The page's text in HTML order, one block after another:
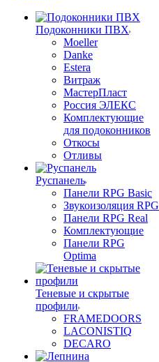
Подоконники ПВХ
Moeller
Danke
Estera
Витраж
МастерПласт
Россия ЭЛЕКС
Комплектующие
для подоконников
Откосы
Отливы
Руспанель
Панели RPG Basic
Звукоизоляция RPG
Панели RPG Real
Комплектующие
Панели RPG
Optima
Теневые и скрытые
профили
FRAMEDOORS
LACONISTIQ
DECARO